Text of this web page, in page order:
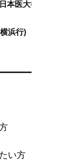
本医大行）
浜行)
い方